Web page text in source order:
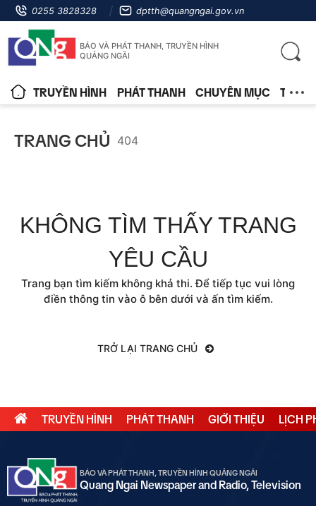
0255 3828328 dptth@quangngai.gov.vn
BÁO VÀ PHÁT THANH, TRUYỀN HÌNH
QUẢNG NGÃI
TRUYỀN HÌNH PHÁT THANH CHUYÊN MỤC TIN
TRANG CHỦ 404
KHÔNG TÌM THẤY TRANG
YÊU CẦU
Trang bạn tìm kiếm không khả thi. Để tiếp tục vui lòng
điền thông tin vào ô bên dưới và ấn tìm kiếm.
TRỞ LẠI TRANG CHỦ
TRUYỀN HÌNH PHÁT THANH GIỚI THIỆU LỊCH
BÁO VÀ PHÁT THANH, TRUYỀN HÌNH QUẢNG NGÃI
Quang Ngai Newspaper and Radio, Television